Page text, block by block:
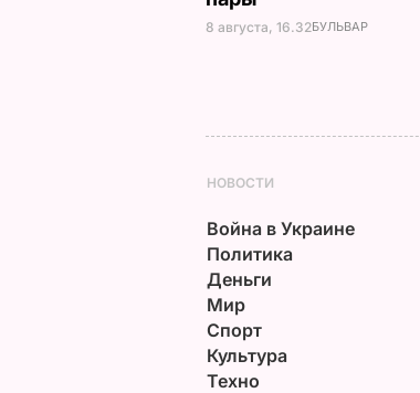
8 августа, 16.32БУЛЬВАР
НОВОСТИ
Война в Украине
Политика
Деньги
Мир
Спорт
Культура
Техно